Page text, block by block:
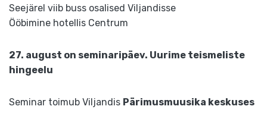
Seejärel viib buss osalised Viljandisse
Ööbimine hotellis Centrum
27. august on seminaripäev. Uurime teismeliste
hingeelu
Seminar toimub Viljandis Pärimusmuusika keskuses